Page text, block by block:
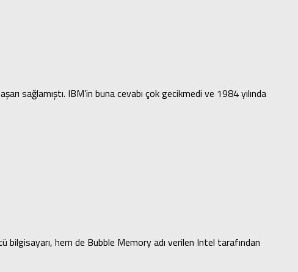
sağlamıştı. IBM’in buna cevabı çok gecikmedi ve 1984 yılında
bilgisayarı, hem de Bubble Memory adı verilen Intel tarafından